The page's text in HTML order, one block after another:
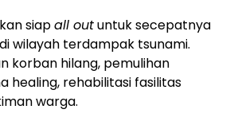
siapall outuntuk secepatnya
wilayah terdampak tsunami.
korban hilang, pemulihan
healing, rehabilitasi fasilitas
warga.